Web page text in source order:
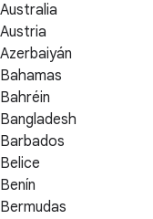
Australia
Austria
Azerbaiyán
Bahamas
Bahréin
Bangladesh
Barbados
Belice
Benín
Bermudas